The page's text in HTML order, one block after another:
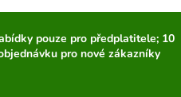
pouze pro předplatitele; 10
pro nové zákazníky